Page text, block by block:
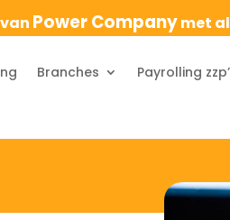
Power Companymet
Branches Payrolling